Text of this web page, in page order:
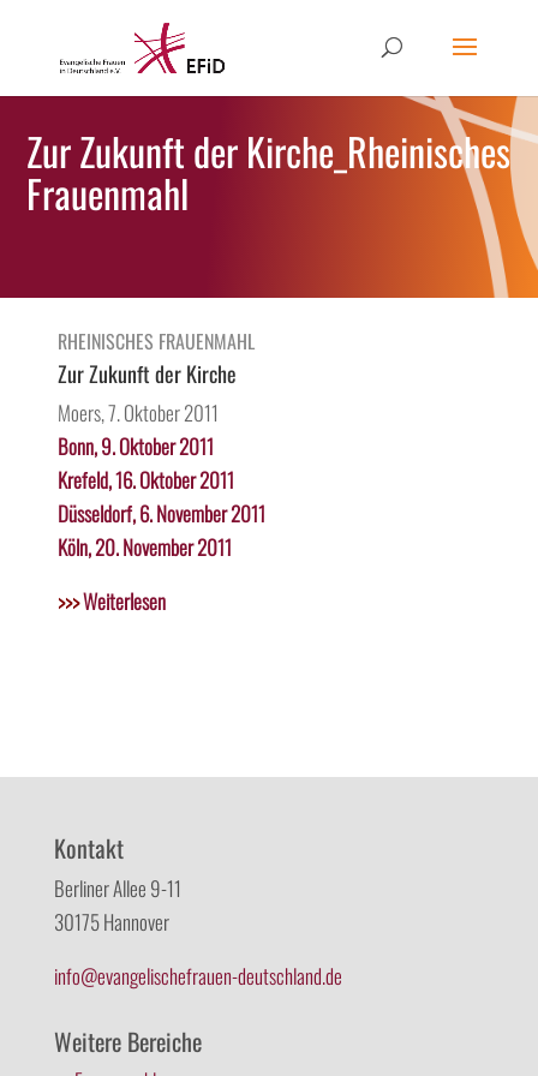
Zur Zukunft der Kirche_Rheinisches
Frauenmahl
RHEINISCHES FRAUENMAHL
Zur Zukunft der Kirche
Moers, 7. Oktober 2011
Bonn, 9. Oktober 2011
Krefeld, 16. Oktober 2011
Düsseldorf, 6. November 2011
Köln, 20. November 2011
>>>Weiterlesen
Kontakt
Berliner Allee 9-11
30175 Hannover
info@evangelischefrauen-deutschland.de
Weitere Bereiche